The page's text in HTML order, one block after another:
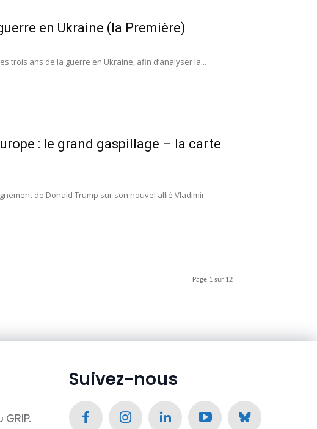
en Ukraine (la Première)
trois ans de la guerre en Ukraine, afin d’analyser la...
: le grand gaspillage – la carte
de Donald Trump sur son nouvel allié Vladimir
Page 1 sur 12
Suivez-nous